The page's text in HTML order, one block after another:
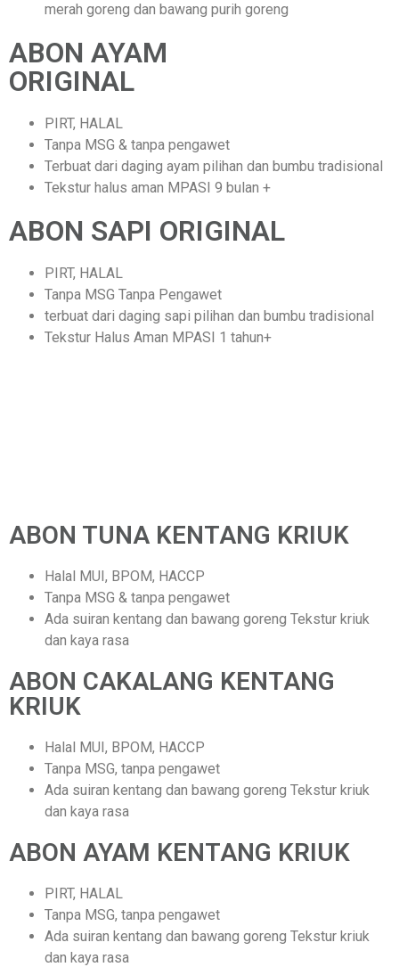
merah goreng dan bawang purih goreng
ABON AYAM
ORIGINAL
PIRT, HALAL
Tanpa MSG & tanpa pengawet
Terbuat dari daging ayam pilihan dan bumbu tradisional
Tekstur halus aman MPASI 9 bulan +
ABON SAPI ORIGINAL
PIRT, HALAL
Tanpa MSG Tanpa Pengawet
terbuat dari daging sapi pilihan dan bumbu tradisional
Tekstur Halus Aman MPASI 1 tahun+
ABON TUNA KENTANG KRIUK
Halal MUI, BPOM, HACCP
Tanpa MSG & tanpa pengawet
Ada suiran kentang dan bawang goreng Tekstur kriuk
dan kaya rasa
ABON CAKALANG KENTANG
KRIUK
Halal MUI, BPOM, HACCP
Tanpa MSG, tanpa pengawet
Ada suiran kentang dan bawang goreng Tekstur kriuk
dan kaya rasa
ABON AYAM KENTANG KRIUK
PIRT, HALAL
Tanpa MSG, tanpa pengawet
Ada suiran kentang dan bawang goreng Tekstur kriuk
dan kaya rasa